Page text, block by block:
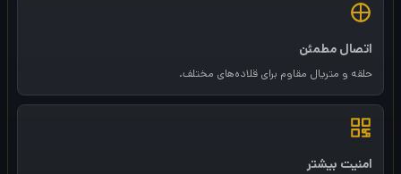
اتصال مطمئن
حلقه و متریال مقاوم برای قلاده‌های مختلف.
امنیت بیشتر